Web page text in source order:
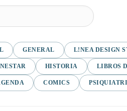
GENERAL L!NEA DESIGN
HISTORIA LIBROS
COMICS